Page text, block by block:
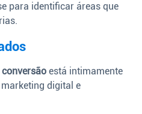
para identificar áreas que
está intimamente
digital e